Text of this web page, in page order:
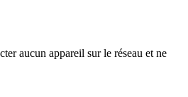
aucun appareil sur le réseau et ne